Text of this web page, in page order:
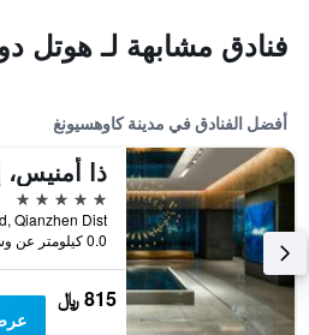
فنادق مشابهة لـ هوتل
أفضل الفنادق في مدينة كاوهسيونغ
5 نجوم
0.0 كيلومتر عن وسط المدينة
815 ﷼